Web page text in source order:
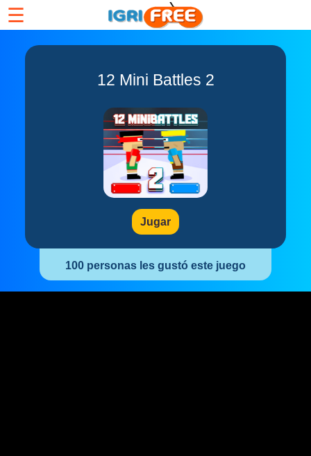
☰
12 Mini Battles 2
Jugar
100 personas les gustó este juego